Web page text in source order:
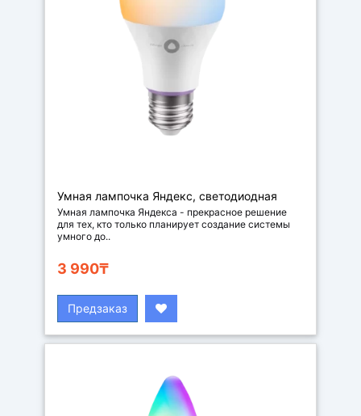
Умная лампочка Яндекс, светодиодная
Умная лампочка Яндекса - прекрасное решение
для тех, кто только планирует создание системы
умного до..
3 990₸
Предзаказ